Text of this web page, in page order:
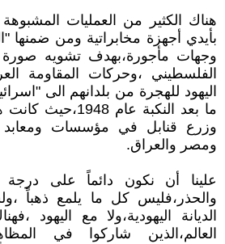
هناك الكثير من العمليات
بأيدي أجهزة مخابراتية ومن ضمنها
وجهات مأجورة،بهدف تشويه صورة
الفلسطيني ،وحركات المقاومة
اليهود للهجرة من بلدانهم الى
ما بعد النكبة عام
وزرع قنابل في مؤسسات ومعابد
ومصر والعراق.
علينا أن نكون دائماً على درجة
والحذر،فليس كل ما يلمع ذهباً
الديانة اليهودية،ولا مع اليهود
العالم،الذين شاركوا في